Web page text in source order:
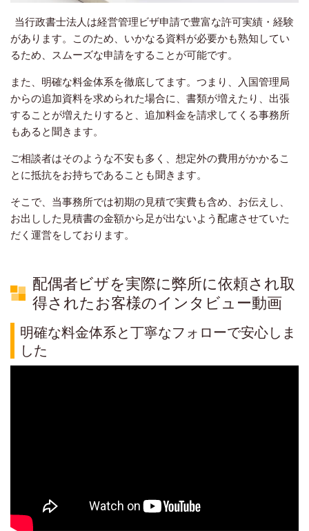
当行政書士法人は経営管理ビザ申請で豊富な許可実績・経験
があります。このため、いかなる資料が必要かも熟知してい
るため、スムーズな申請をすることが可能です。
また、明確な料金体系を徹底してます。つまり、入国管理局
からの追加資料を求められた場合に、書類が増えたり、出張
することが増えたりすると、追加料金を請求してくる事務所
もあると聞きます。
ご相談者はそのような不安も多く、想定外の費用がかかるこ
とに抵抗をお持ちであることも聞きます。
そこで、当事務所では初期の見積で実費も含め、お伝えし、
お出しした見積書の金額から足が出ないよう配慮させていた
だく運営をしております。
配偶者ビザを実際に弊所に依頼され取
得されたお客様のインタビュー動画
明確な料金体系と丁寧なフォローで安心しま
した